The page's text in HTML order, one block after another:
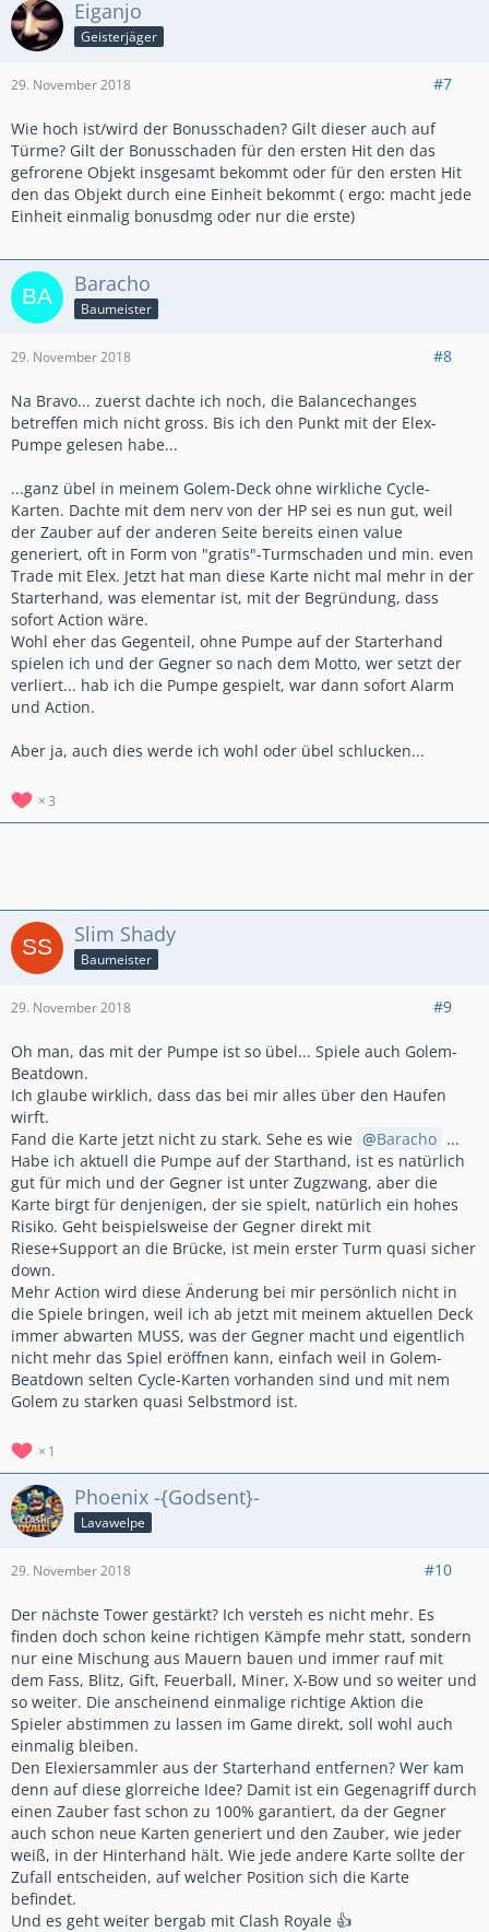
Eiganjo
Geisterjäger
29. November 2018 #7
Wie hoch ist/wird der Bonusschaden? Gilt dieser auch auf
Türme? Gilt der Bonusschaden für den ersten Hit den das
gefrorene Objekt insgesamt bekommt oder für den ersten Hit
den das Objekt durch eine Einheit bekommt ( ergo: macht jede
Einheit einmalig bonusdmg oder nur die erste)
Baracho
Baumeister
29. November 2018 #8
Na Bravo... zuerst dachte ich noch, die Balancechanges
betreffen mich nicht gross. Bis ich den Punkt mit der Elex-
Pumpe gelesen habe...
...ganz übel in meinem Golem-Deck ohne wirkliche Cycle-
Karten. Dachte mit dem nerv von der HP sei es nun gut, weil
der Zauber auf der anderen Seite bereits einen value
generiert, oft in Form von "gratis"-Turmschaden und min. even
Trade mit Elex. Jetzt hat man diese Karte nicht mal mehr in der
Starterhand, was elementar ist, mit der Begründung, dass
sofort Action wäre.
Wohl eher das Gegenteil, ohne Pumpe auf der Starterhand
spielen ich und der Gegner so nach dem Motto, wer setzt der
verliert... hab ich die Pumpe gespielt, war dann sofort Alarm
und Action.
Aber ja, auch dies werde ich wohl oder übel schlucken...
3
Slim Shady
Baumeister
29. November 2018 #9
Oh man, das mit der Pumpe ist so übel... Spiele auch Golem-
Beatdown.
Ich glaube wirklich, dass das bei mir alles über den Haufen
wirft.
Fand die Karte jetzt nicht zu stark. Sehe es wie
Baracho ...
Habe ich aktuell die Pumpe auf der Starthand, ist es natürlich
gut für mich und der Gegner ist unter Zugzwang, aber die
Karte birgt für denjenigen, der sie spielt, natürlich ein hohes
Risiko. Geht beispielsweise der Gegner direkt mit
Riese+Support an die Brücke, ist mein erster Turm quasi sicher
down.
Mehr Action wird diese Änderung bei mir persönlich nicht in
die Spiele bringen, weil ich ab jetzt mit meinem aktuellen Deck
immer abwarten MUSS, was der Gegner macht und eigentlich
nicht mehr das Spiel eröffnen kann, einfach weil in Golem-
Beatdown selten Cycle-Karten vorhanden sind und mit nem
Golem zu starken quasi Selbstmord ist.
1
Phoenix -{Godsent}-
Lavawelpe
29. November 2018 #10
Der nächste Tower gestärkt? Ich versteh es nicht mehr. Es
finden doch schon keine richtigen Kämpfe mehr statt, sondern
nur eine Mischung aus Mauern bauen und immer rauf mit
dem Fass, Blitz, Gift, Feuerball, Miner, X-Bow und so weiter und
so weiter. Die anscheinend einmalige richtige Aktion die
Spieler abstimmen zu lassen im Game direkt, soll wohl auch
einmalig bleiben.
Den Elexiersammler aus der Starterhand entfernen? Wer kam
denn auf diese glorreiche Idee? Damit ist ein Gegenagriff durch
einen Zauber fast schon zu 100% garantiert, da der Gegner
auch schon neue Karten generiert und den Zauber, wie jeder
weiß, in der Hinterhand hält. Wie jede andere Karte sollte der
Zufall entscheiden, auf welcher Position sich die Karte
befindet.
Und es geht weiter bergab mit Clash Royale 👍